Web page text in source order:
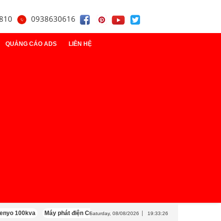
0938630616
QUẢNG CÁO ADS LIÊN HỆ
Máy phát điện Cummins 100kva Máy phát điện Mitsubishi 100kva
Saturday, 08/08/2026 19:33:28